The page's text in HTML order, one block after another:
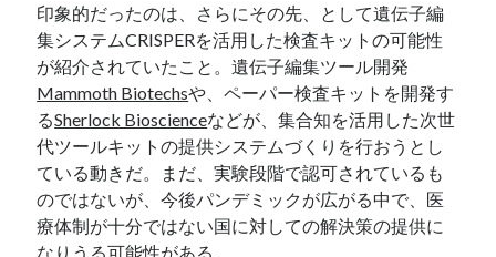
印象的だったのは、さらにその先、として遺伝子編
集システムCRISPERを活用した検査キットの可能性
が紹介されていたこと。遺伝子編集ツール開発
Mammoth Biotechsや、ペーパー検査キットを開発す
るSherlock Bioscienceなどが、集合知を活用した次世
代ツールキットの提供システムづくりを行おうとし
ている動きだ。まだ、実験段階で認可されているも
のではないが、今後パンデミックが広がる中で、医
療体制が十分ではない国に対しての解決策の提供に
なりうる可能性がある。